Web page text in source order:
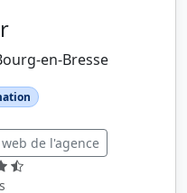
en-Bresse
de l'agence